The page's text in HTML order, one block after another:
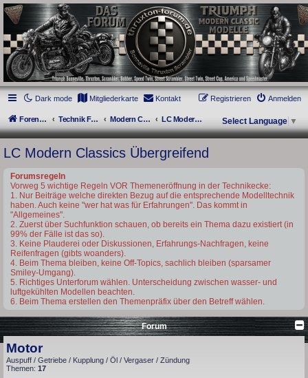
thruxton-forum.de
DAS FORUM! Alles rund um die Triumph Modern Classic Modelle. Das Forum für
die New Bonneville Baureihen ab BJ 2001. Triumph Bonneville, Thruxton,
Scrambler, Bobber, Speed Twin, Street Scrambler, Street Twin, Street Cup, America
und Speedmaster.
Dark mode
Mitgliederkarte Kontakt Anmelden
Registrieren
Foren-Übersicht Technik Forum Modern Classics - Baujahre ab 2016 [LC] LC Modern Classics Übergreifend Select Language ▼
LC Modern Classics Übergreifend
Forumsregeln
Vorweg 5 wichtige Regeln VOR Themeneröffnung in der Technikecke:
1. Nur Beiträge welche direkten Bezug auf die entsprechende Modelltechnik
haben. Auch keine "wer hat was für Erfahrungen". Das kommt in
"Allgemeines".
2. Zuerst über Suchfunktion schauen, ob bereits ein Thema dazu existiert (in
99% der Fälle ist das so).
3. Keine Plauderei oder Diskussionen, Erfahrungs-Nachfragen, keine
Reifenfragen (gibts woanders).
4. Beim Thema bleiben, keine Off-Topics, sachlich bleiben (sparsamer
Smiley-Umgang).
5. Richtiges Unterforum wählen. Unterscheidung zwischen wasser- und
luftgekühlten Modellen beachten.
6. Beim Thema erstellen den Themenpräfix über den Betreff wählen.
Forum
Motor
Auspuff / Getriebe / Kupplung / Öl / Vergaser / Zündung
Themen: 17